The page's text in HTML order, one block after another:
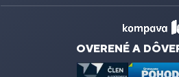
OVERENÉ A